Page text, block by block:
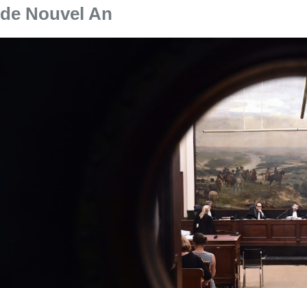
de Nouvel An